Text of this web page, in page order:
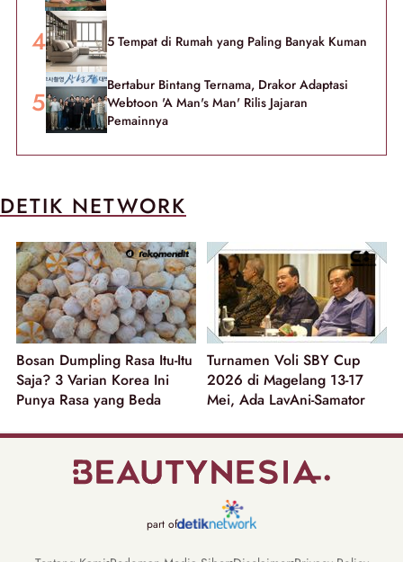
5 Tempat di Rumah yang Paling Banyak Kuman
Bertabur Bintang Ternama, Drakor Adaptasi
Webtoon 'A Man's Man' Rilis Jajaran
Pemainnya
DETIK NETWORK
Bosan Dumpling Rasa Itu-Itu
Saja? 3 Varian Korea Ini
Punya Rasa yang Beda
Turnamen Voli SBY Cup
2026 di Magelang 13-17
Mei, Ada LavAni-Samator
part of